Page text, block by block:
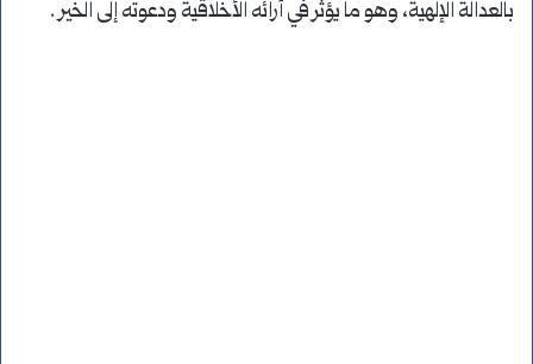
بالعدالة الإلهية، وهو ما يؤثر في آرائه الأخلاقية ودعوته إلى الخير .